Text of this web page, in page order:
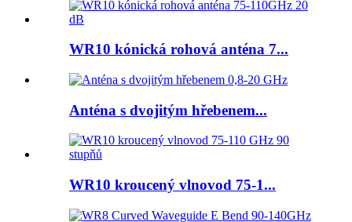
WR10 kónická rohová anténa 7...
Anténa s dvojitým hřebenem...
WR10 kroucený vlnovod 75-1...